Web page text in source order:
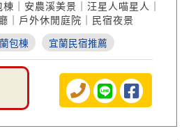
｜安農溪美景｜汪星人喵星人｜
｜戶外休閒庭院｜民宿夜景
包棟 宜蘭民宿推薦